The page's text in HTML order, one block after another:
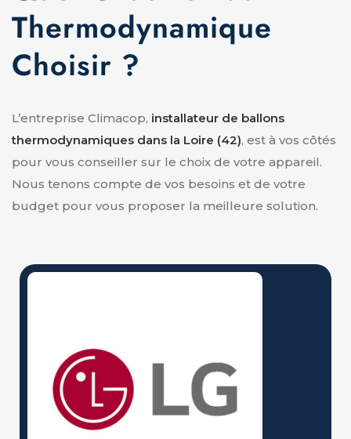
Thermodynamique
Choisir ?
L’entreprise Climacop, installateur de ballons
thermodynamiques dans la Loire (42), est à vos côtés
pour vous conseiller sur le choix de votre appareil.
Nous tenons compte de vos besoins et de votre
budget pour vous proposer la meilleure solution.